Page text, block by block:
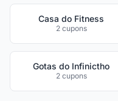
Casa do Fitness
2 cupons
Gotas do Infinictho
2 cupons